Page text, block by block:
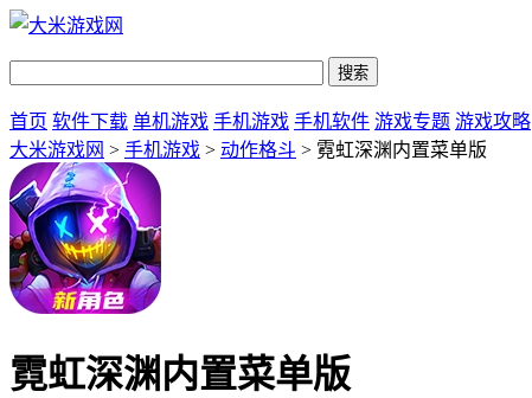
首页 软件下载 单机游戏 手机游戏 手机软件 游戏专题 游戏攻略
大米游戏网 > 手机游戏 > 动作格斗 > 霓虹深渊内置菜单版
霓虹深渊内置菜单版